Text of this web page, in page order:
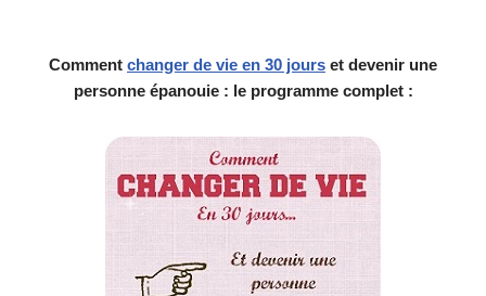
Comment changer de vie en 30 jours et devenir une
personne épanouie : le programme complet :